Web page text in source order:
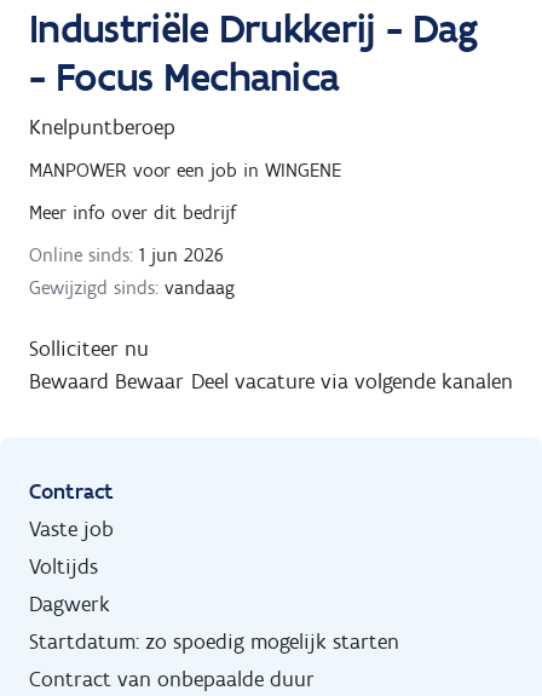
Industriële Drukkerij - Dag
- Focus Mechanica
Knelpuntberoep
MANPOWER voor een job in WINGENE
Meer info over dit bedrijf
Online sinds: 1 jun 2026
Gewijzigd sinds: vandaag
Solliciteer nu
Bewaard Bewaar Deel vacature via volgende kanalen
Contract
Vaste job
Voltijds
Dagwerk
Startdatum: zo spoedig mogelijk starten
Contract van onbepaalde duur